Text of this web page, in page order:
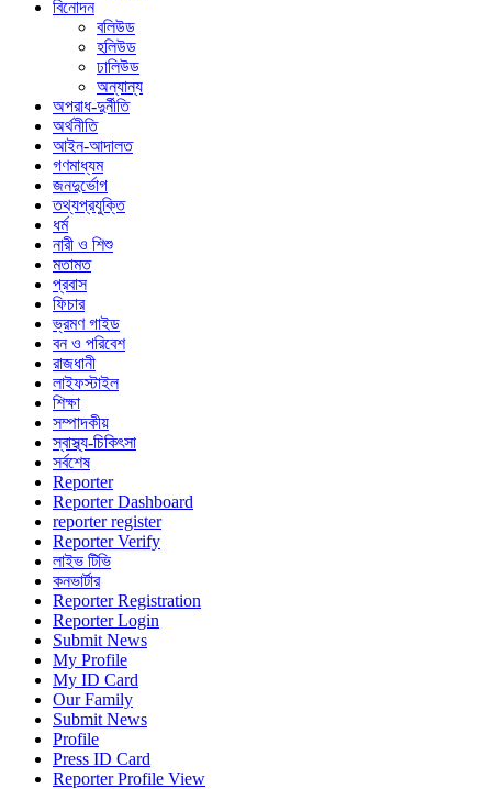
বিনোদন
বলিউড
হলিউড
ঢালিউড
অন্যান্য
অপরাধ-দুর্নীতি
অর্থনীতি
আইন-আদালত
গণমাধ্যম
জনদুর্ভোগ
তথ্যপ্রযুক্তি
ধর্ম
নারী ও শিশু
মতামত
প্রবাস
ফিচার
ভ্রমণ গাইড
বন ও পরিবেশ
রাজধানী
লাইফস্টাইল
শিক্ষা
সম্পাদকীয়
স্বাস্থ্য-চিকিৎসা
সর্বশেষ
Reporter
Reporter Dashboard
reporter register
Reporter Verify
লাইভ টিভি
কনভার্টার
Reporter Registration
Reporter Login
Submit News
My Profile
My ID Card
Our Family
Submit News
Profile
Press ID Card
Reporter Profile View